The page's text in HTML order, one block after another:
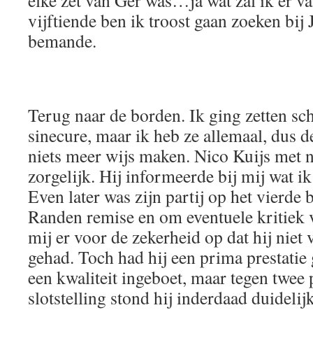
vijftiende ben ik troost gaan zoeken bij
bemande.
Terug naar de borden. Ik ging zetten
sinecure, maar ik heb ze allemaal, dus
niets meer wijs maken. Nico Kuijs met
zorgelijk. Hij informeerde bij mij wat ik
Even later was zijn partij op het vierde
Randen remise en om eventuele
mij er voor de zekerheid op dat hij niet
gehad. Toch had hij een prima
een kwaliteit ingeboet, maar tegen twee
slotstelling stond hij inderdaad